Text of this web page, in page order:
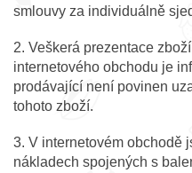
smlouvy za individuálně
2. Veškerá prezentace
internetového obchodu je
prodávající není povinen
tohoto zboží.
3. V internetovém obchodě
nákladech spojených s